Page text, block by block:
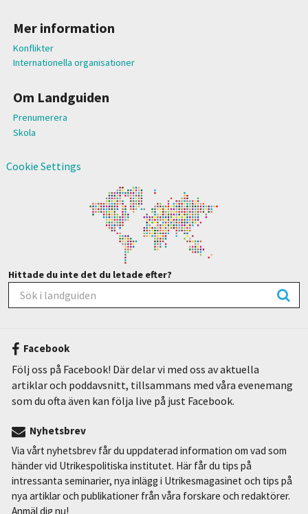
Mer information
Konflikter
Internationella organisationer
Om Landguiden
Prenumerera
Skola
Cookie Settings
Hittade du inte det du letade efter?
Facebook
Följ oss på Facebook! Där delar vi med oss av aktuella
artiklar och poddavsnitt, tillsammans med våra evenemang
som du ofta även kan följa live på just Facebook.
Nyhetsbrev
Via vårt nyhetsbrev får du uppdaterad information om vad som
händer vid Utrikespolitiska institutet. Här får du tips på
intressanta seminarier, nya inlägg i Utrikesmagasinet och tips på
nya artiklar och publikationer från våra forskare och redaktörer.
Anmäl dig nu!